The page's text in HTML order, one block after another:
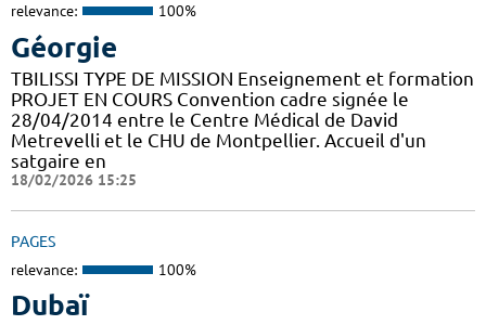
relevance: 100%
Géorgie
TBILISSI TYPE DE MISSION Enseignement et formation
PROJET EN COURS Convention cadre signée le
28/04/2014 entre le Centre Médical de David
Metrevelli et le CHU de Montpellier. Accueil d'un
satgaire en
18/02/2026 15:25
PAGES
relevance: 100%
Dubaï